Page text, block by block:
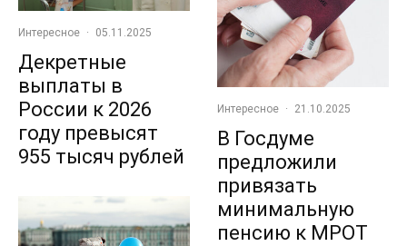
Интересное · 05.11.2025
Декретные
выплаты в
России к 2026
году превысят
955 тысяч рублей
Интересное · 21.10.2025
В Госдуме
предложили
привязать
минимальную
пенсию к МРОТ